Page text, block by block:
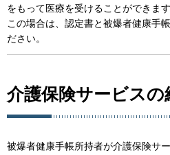
をもって医療を受けることができます
この場合は、認定書と被爆者健康手
ださい。
介護保険サービスの
被爆者健康手帳所持者が介護保険サ